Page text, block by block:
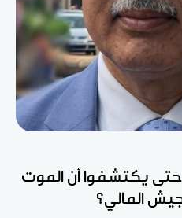
حتى يكتشفوا أن الموت
المالي؟